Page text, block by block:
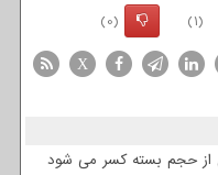
(1)
(0)
X
از حجم بسته کسر می شود